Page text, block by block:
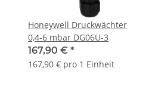
Honeywell Druckwächter
0,4-6 mbar DG06U-3
167,90 € *
167,90 € pro 1 Einheit